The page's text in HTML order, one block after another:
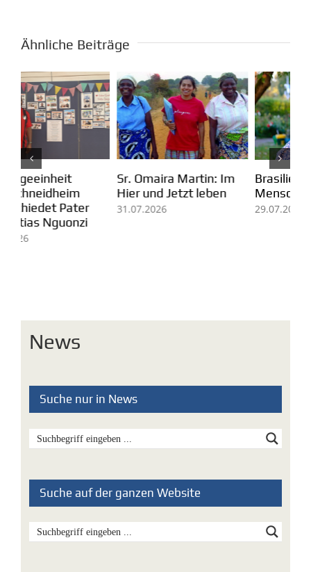
Ähnliche Beiträge
Brasilien: Der Erfolg der
Menschen in Pequiá
29.07.2026
Kolumbien: Mission in
Arauca
07.08.2026